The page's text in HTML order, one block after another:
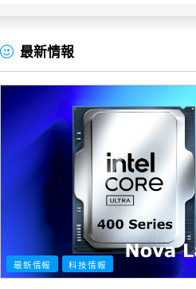
最新情報
最新情報 科技情報